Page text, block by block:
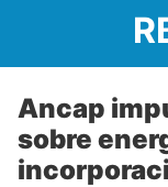
Ancap
sobre